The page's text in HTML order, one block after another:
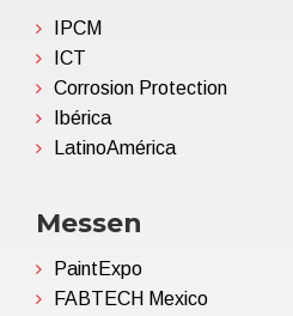
IPCM
ICT
Corrosion Protection
Ibérica
LatinoAmérica
Messen
PaintExpo
FABTECH Mexico